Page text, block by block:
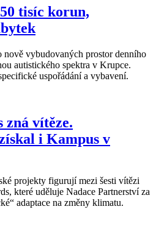
tisíc korun,
nově vybudovaných prostor denního
autistického spektra v Krupce.
uspořádání a vybavení.
zná vítěze.
i Kampus v
projekty figurují mezi šesti vítězi
které uděluje Nadace Partnerství za
adaptace na změny klimatu.